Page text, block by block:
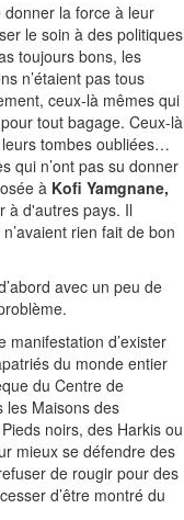
donner la force à leur
le soin à des politiques
toujours bons, les
n’étaient pas tous
ceux-là mêmes qui
tout bagage. Ceux-là
leurs tombes oubliées…
qui n’ont pas su donner
à Kofi Yamgnane,
à d'autres pays. Il
rien fait de bon
avec un peu de
d’exister
du monde entier
du Centre de
les Maisons des
noirs, des Harkis ou
mieux se défendre des
de rougir pour des
d’être montré du